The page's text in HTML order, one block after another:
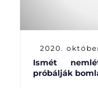
2020.
Ismét
próbálják